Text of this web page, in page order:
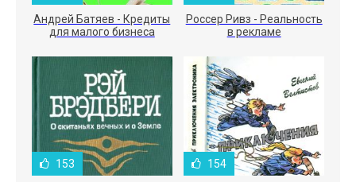
Андрей Батяев - Кредиты
для малого бизнеса
Россер Ривз - Реальность
в рекламе
153 154